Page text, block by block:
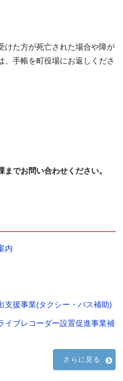
けた方が死亡された場合や障が
、手帳を町役場にお返しくださ
でお問い合わせください。
内
支援事業(タクシー・バス補助)
イブレコーダー設置促進事業補
さらに見る